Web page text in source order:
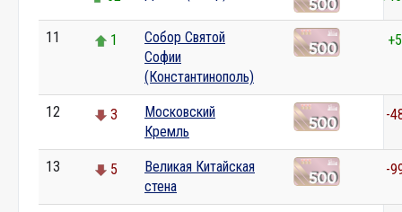
11 1
Собор Святой
Софии
(Константинополь)
+5
12 3
Московский
Кремль
-
13 5
Великая Китайская
стена
-